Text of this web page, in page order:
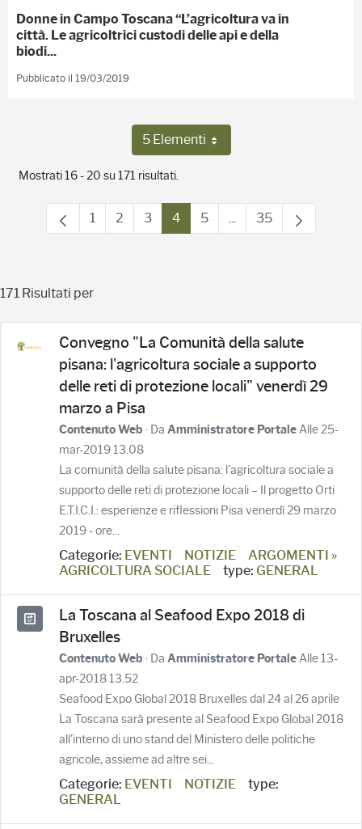
Donne in Campo Toscana “L’agricoltura va in
città. Le agricoltrici custodi delle api e della
biodi...
Pubblicato il 19/03/2019
5 ElementiPer pagina
Mostrati 16 - 20 su 171 risultati.
Pagina
1 Pagina
2 Pagina
3 Pagina
4 Pagina
5 ...Pagine intermedie
Pagina
35
171 Risultati per
Convegno "La Comunità della salute
pisana: l'agricoltura sociale a supporto
delle reti di protezione locali" venerdì 29
marzo a Pisa
Contenuto Web · Da Amministratore PortaleAlle 25-
mar-2019 13.08
La comunità della salute pisana: l'agricoltura sociale a
supporto delle reti di protezione locali – Il progetto Orti
E.T.I.C.I.: esperienze e riflessioni Pisa venerdì 29 marzo
2019 - ore...
Categorie: EVENTI NOTIZIE
ARGOMENTI »
AGRICOLTURA SOCIALE
type: GENERAL
La Toscana al Seafood Expo 2018 di
Bruxelles
Contenuto Web · Da Amministratore PortaleAlle 13-
apr-2018 13.52
Seafood Expo Global 2018 Bruxelles dal 24 al 26 aprile
La Toscana sarà presente al Seafood Expo Global 2018
all'interno di uno stand del Ministero delle politiche
agricole, assieme ad altre sei...
Categorie: EVENTI NOTIZIE
type:
GENERAL